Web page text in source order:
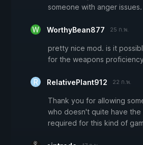
someone with anger issues.
WorthyBean877 25 ก.พ.
pretty nice mod. is it
for the weapons
RelativePlant912 22 ก.พ.
Thank you for allowing
who doesn't quite have the
required for this kind of